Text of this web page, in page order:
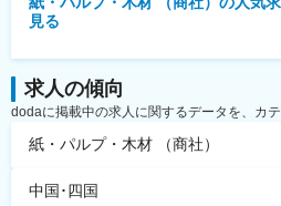
見る
求人の傾向
dodaに掲載中の求人に関するデータを、カ
紙・パルプ・木材 （商社）
中国･四国